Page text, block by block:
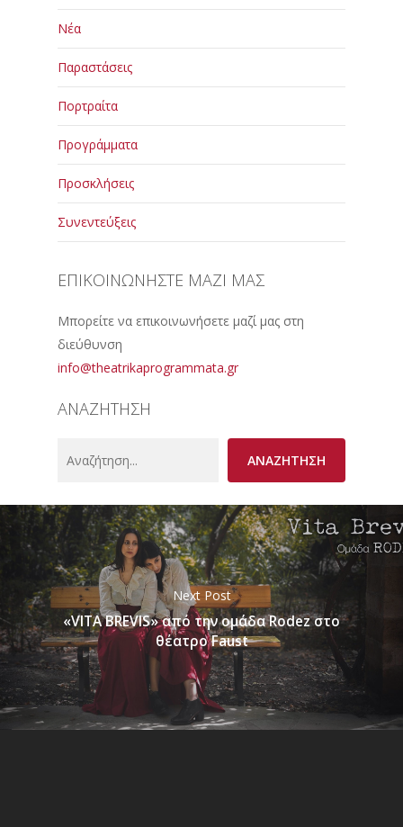
Νέα
Παραστάσεις
Πορτραίτα
Προγράμματα
Προσκλήσεις
Συνεντεύξεις
ΕΠΙΚΟΙΝΩΝΗΣΤΕ ΜΑΖΙ ΜΑΣ
Μπορείτε να επικοινωνήσετε μαζί μας στη
διεύθυνση
info@theatrikaprogrammata.gr
ΑΝΑΖΗΤΗΣΗ
ΑΝΑΖΗΤΗΣΗ
Next Post
«VITA BREVIS» από την ομάδα Rodez στο
θέατρο Faust